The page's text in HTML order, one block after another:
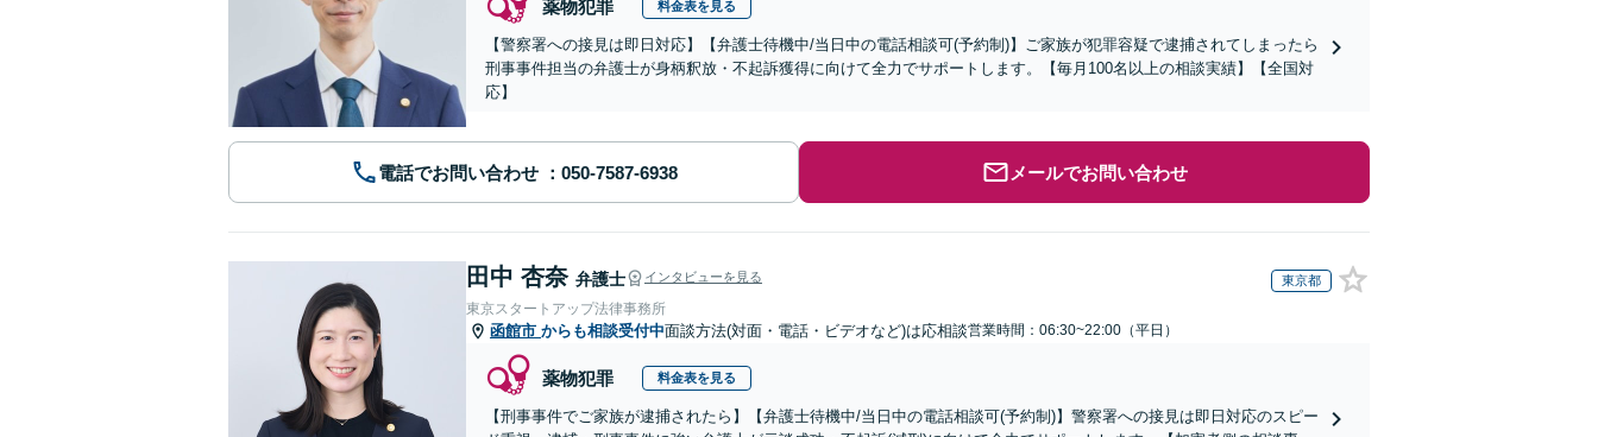
薬物犯罪 料金表を見る
【警察署への接見は即日対応】【弁護士待機中/当日中の電話相談可(予約制)】ご家族が犯罪容疑で逮捕されてしまったら
刑事事件担当の弁護士が身柄釈放・不起訴獲得に向けて全力でサポートします。【毎月100名以上の相談実績】【全国対
応】
電話でお問い合わせ メールでお問い合わせ
田中 杏奈 弁護士 インタビューを見る 東京都
東京スタートアップ法律事務所
函館市 からも相談受付中面談方法(対面・電話・ビデオなど)は応相談営業時間：06:30~22:00（平日）
薬物犯罪 料金表を見る
【刑事事件でご家族が逮捕されたら】【弁護士待機中/当日中の電話相談可(予約制)】警察署への接見は即日対応のスピー